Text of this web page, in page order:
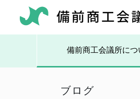
備前商工会議所につ
ブログ